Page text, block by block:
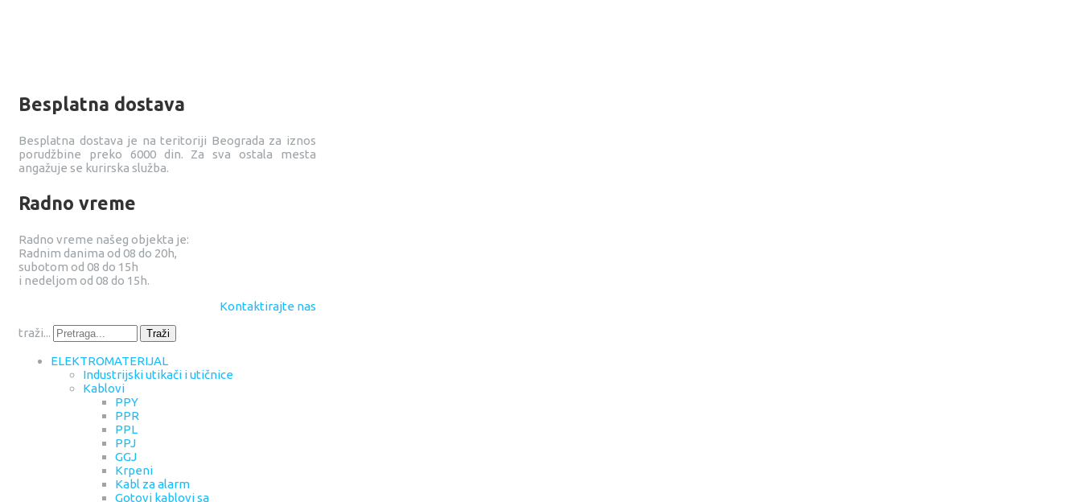
Besplatna dostava
Besplatna dostava je na teritoriji Beograda za iznos
porudžbine preko 6000 din. Za sva ostala mesta
angažuje se kurirska služba.
Radno vreme
Radno vreme našeg objekta je:
Radnim danima od 08 do 20h,
subotom od 08 do 15h
i nedeljom od 08 do 15h.
Kontaktirajte nas
traži...
Traži
ELEKTROMATERIJAL
Industrijski utikači i utičnice
Kablovi
PPY
PPR
PPL
PPJ
GGJ
Krpeni
Kabl za alarm
Gotovi kablovi sa